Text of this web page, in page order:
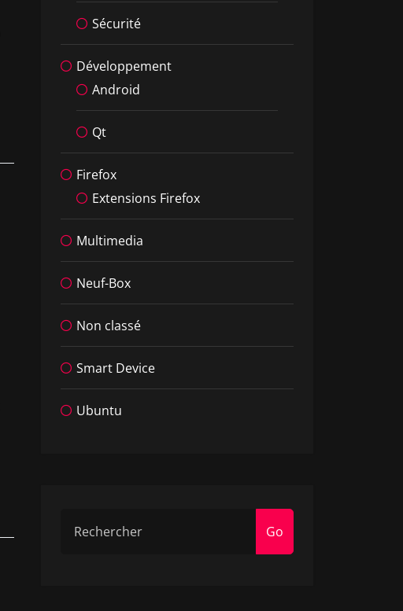
Sécurité
Développement
Android
Qt
Firefox
Extensions Firefox
Multimedia
Neuf-Box
Non classé
Smart Device
Ubuntu
Go